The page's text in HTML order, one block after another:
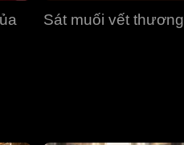
Sát muối vết thương